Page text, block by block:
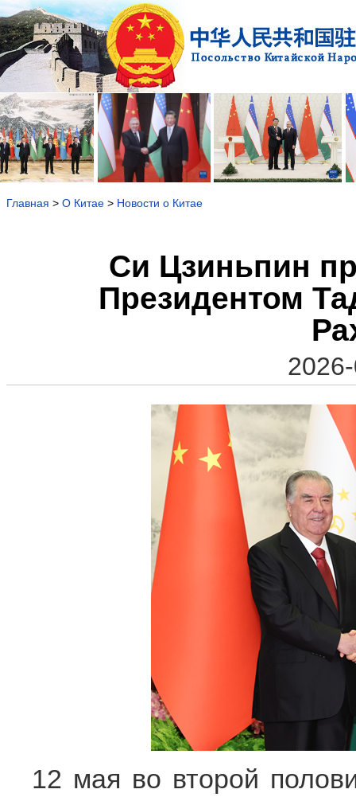
Главная > О Китае > Новости о Китае
Си Цзиньпин
Президентом
12 мая во второй